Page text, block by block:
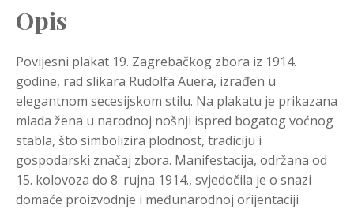
Opis
Povijesni plakat 19. Zagrebačkog zbora iz 1914.
godine, rad slikara Rudolfa Auera, izrađen u
elegantnom secesijskom stilu. Na plakatu je prikazana
mlada žena u narodnoj nošnji ispred bogatog voćnog
stabla, što simbolizira plodnost, tradiciju i
gospodarski značaj zbora. Manifestacija, održana od
15. kolovoza do 8. rujna 1914., svjedočila je o snazi
domaće proizvodnje i međunarodnoj orijentaciji